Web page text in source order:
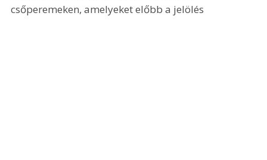
csőperemeken, amelyeket előbb a jelölés